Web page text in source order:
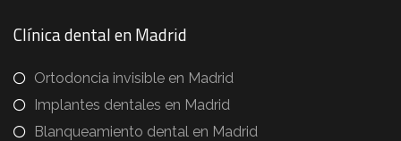
Clínica dental en Madrid
Ortodoncia invisible en Madrid
Implantes dentales en Madrid
Blanqueamiento dental en Madrid